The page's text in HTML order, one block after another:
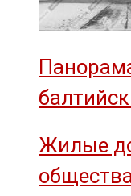
Жилые